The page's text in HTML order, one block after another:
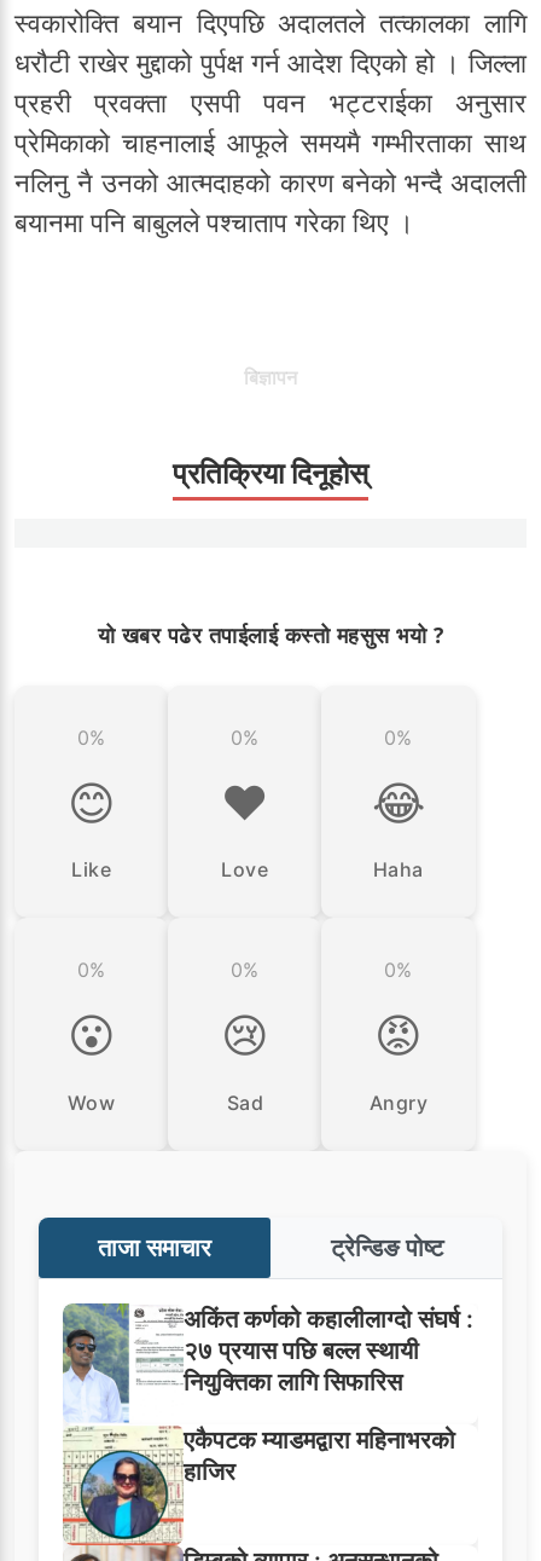
स्वकारोक्ति बयान दिएपछि अदालतले तत्कालका लागि
धरौटी राखेर मुद्दाको पुर्पक्ष गर्न आदेश दिएको हो । जिल्ला
प्रहरी प्रवक्ता एसपी पवन भट्टराईका अनुसार
प्रेमिकाको चाहनालाई आफूले समयमै गम्भीरताका साथ
नलिनु नै उनको आत्मदाहको कारण बनेको भन्दै अदालती
बयानमा पनि बाबुलले पश्चाताप गरेका थिए ।
बिज्ञापन
प्रतिक्रिया दिनूहोस्
यो खबर पढेर तपाईलाई कस्तो महसुस भयो ?
0%
😊
Like
0%
❤️
Love
0%
😂
Haha
0%
😮
Wow
0%
😢
Sad
0%
😡
Angry
ताजा समाचार ट्रेन्डिङ पोष्ट
अकिंत कर्णको कहालीलाग्दो संघर्ष :
२७ प्रयास पछि बल्ल स्थायी
नियुक्तिका लागि सिफारिस
एकैपटक म्याडमद्वारा महिनाभरको
हाजिर